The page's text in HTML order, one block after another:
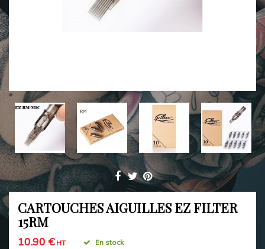
CARTOUCHES AIGUILLES EZ FILTER
15RM
10.90 €HT En stock